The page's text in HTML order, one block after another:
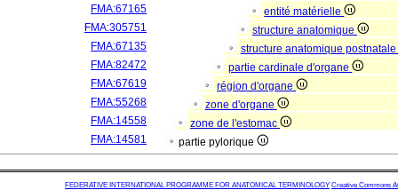
FMA:67165
entité matérielle
FMA:305751
structure anatomique
FMA:67135
structure anatomique postnatale
FMA:82472
partie cardinale d'organe
FMA:67619
région d'organe
FMA:55268
zone d'organe
FMA:14558
zone de l'estomac
FMA:14581
partie pylorique
FEDERATIVE INTERNATIONAL PROGRAMME FOR ANATOMICAL TERMINOLOGY Creative Commons